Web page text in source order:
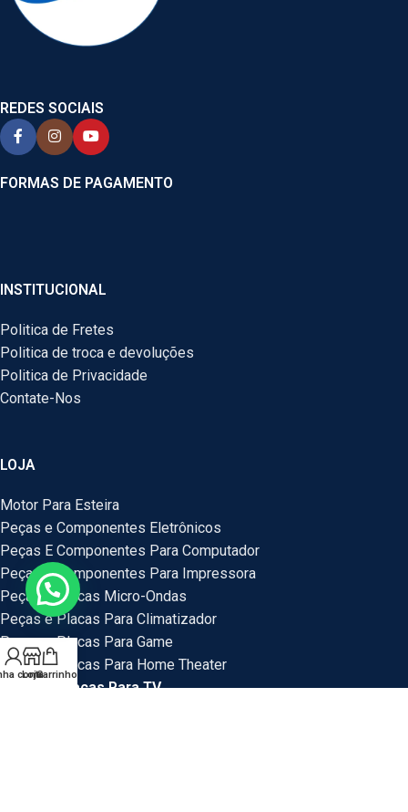
REDES SOCIAIS
FORMAS DE PAGAMENTO
INSTITUCIONAL
Politica de Fretes
Politica de troca e devoluções
Politica de Privacidade
Contate-Nos
LOJA
Motor Para Esteira
Peças e Componentes Eletrônicos
Peças E Componentes Para Computador
Peças e Componentes Para Impressora
Peças e Placas Micro-Ondas
Peças e Placas Para Climatizador
Peças e Placas Para Game
Peças e Placas Para Home Theater
Peças e Placas Para TV
conta
LojaCarrinho